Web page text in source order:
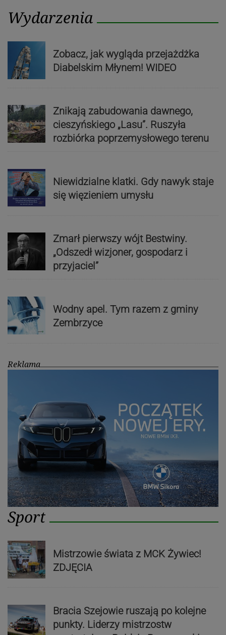
Wydarzenia
Zobacz, jak wygląda przejażdżka
Diabelskim Młynem! WIDEO
Znikają zabudowania dawnego,
cieszyńskiego „Lasu”. Ruszyła
rozbiórka poprzemysłowego terenu
Niewidzialne klatki. Gdy nawyk staje
się więzieniem umysłu
Zmarł pierwszy wójt Bestwiny.
„Odszedł wizjoner, gospodarz i
przyjaciel”
Wodny apel. Tym razem z gminy
Zembrzyce
Reklama
Sport
Mistrzowie świata z MCK Żywiec!
ZDJĘCIA
Bracia Szejowie ruszają po kolejne
punkty. Liderzy mistrzostw